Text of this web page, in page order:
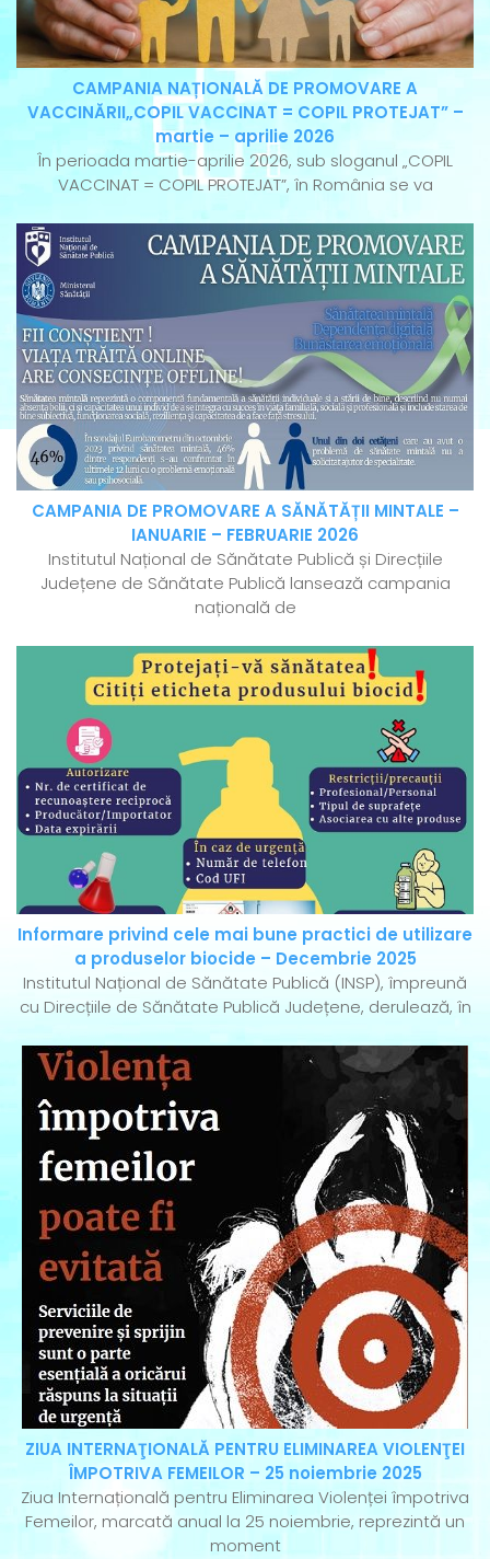
CAMPANIA NAȚIONALĂ DE PROMOVARE A
VACCINĂRII„COPIL VACCINAT = COPIL PROTEJAT” –
martie – aprilie 2026
În perioada martie-aprilie 2026, sub sloganul „COPIL
VACCINAT = COPIL PROTEJAT”, în România se va
CAMPANIA DE PROMOVARE A SĂNĂTĂȚII MINTALE –
IANUARIE – FEBRUARIE 2026
Institutul Național de Sănătate Publică și Direcțiile
Județene de Sănătate Publică lansează campania
națională de
Informare privind cele mai bune practici de utilizare
a produselor biocide – Decembrie 2025
Institutul Național de Sănătate Publică (INSP), împreună
cu Direcțiile de Sănătate Publică Județene, derulează, în
ZIUA INTERNAŢIONALĂ PENTRU ELIMINAREA VIOLENŢEI
ÎMPOTRIVA FEMEILOR – 25 noiembrie 2025
Ziua Internațională pentru Eliminarea Violenței împotriva
Femeilor, marcată anual la 25 noiembrie, reprezintă un
moment